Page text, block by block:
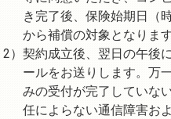
き完了後、保険始期日（
から補償の対象となります
契約成立後、翌日の午後
ールをお送りします。万
みの受付が完了していな
任によらない通信障害お